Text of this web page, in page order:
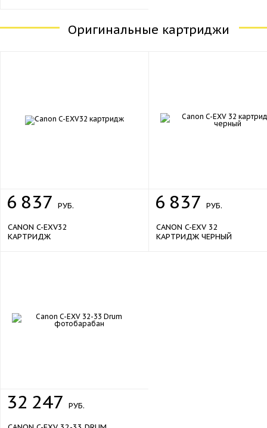
Оригинальные картриджи
6 837 РУБ.
CANON C-EXV32
КАРТРИДЖ
6 837 РУБ.
CANON C-EXV 32
КАРТРИДЖ ЧЕРНЫЙ
32 247 РУБ.